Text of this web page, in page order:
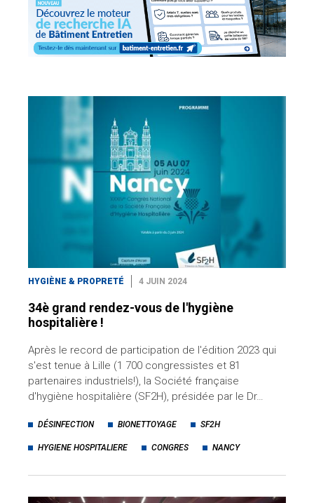
HYGIÈNE & PROPRETÉ 4 JUIN 2024
34è grand rendez-vous de l'hygiène
hospitalière !
Après le record de participation de l'édition 2023 qui
s'est tenue à Lille (1 700 congressistes et 81
partenaires industriels!), la Société française
d'hygiène hospitalière (SF2H), présidée par le Dr…
DÉSINFECTION BIONETTOYAGE SF2H
HYGIENE HOSPITALIERE CONGRES NANCY